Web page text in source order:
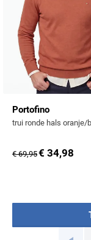
Portofino
€ 69,95€ 34,98